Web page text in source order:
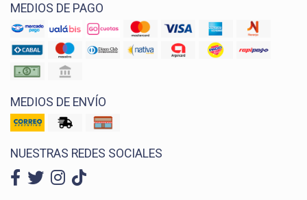
MEDIOS DE PAGO
MEDIOS DE ENVÍO
NUESTRAS REDES SOCIALES